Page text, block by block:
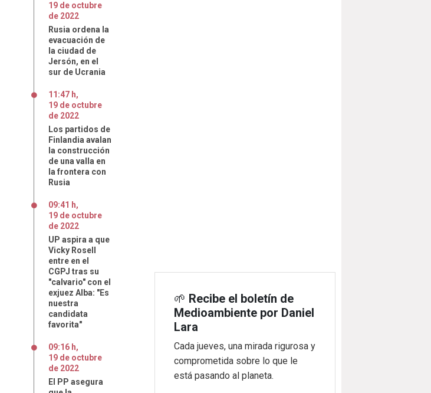
19 de octubre
de 2022
Rusia ordena la
evacuación de
la ciudad de
Jersón, en el
sur de Ucrania
11:47 h,
19 de octubre
de 2022
Los partidos de
Finlandia avalan
la construcción
de una valla en
la frontera con
Rusia
09:41 h,
19 de octubre
de 2022
UP aspira a que
Vicky Rosell
entre en el
CGPJ tras su
"calvario" con el
exjuez Alba: "Es
nuestra
candidata
favorita"
09:16 h,
19 de octubre
de 2022
El PP asegura
🌱 Recibe el boletín de
Medioambiente por Daniel
Lara
Cada jueves, una mirada rigurosa y
comprometida sobre lo que le
está pasando al planeta.